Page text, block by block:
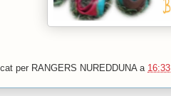
per RANGERS NUREDDUNA a 16:33